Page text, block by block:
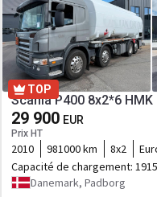
TOP
Scania P400 8x2*6
29 900 EUR
Prix HT
2010 981000 km 8x2
Capacité de chargement:
Danemark, Padborg